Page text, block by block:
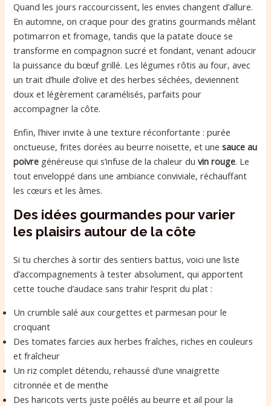
Quand les jours raccourcissent, les envies changent d’allure.
En automne, on craque pour des gratins gourmands mêlant
potimarron et fromage, tandis que la patate douce se
transforme en compagnon sucré et fondant, venant adoucir
la puissance du bœuf grillé. Les légumes rôtis au four, avec
un trait d’huile d’olive et des herbes séchées, deviennent
doux et légèrement caramélisés, parfaits pour
accompagner la côte.
Enfin, l’hiver invite à une texture réconfortante : purée
onctueuse, frites dorées au beurre noisette, et unesauce au
poivre généreuse qui s’infuse de la chaleur duvin rouge. Le
tout enveloppé dans une ambiance conviviale, réchauffant
les cœurs et les âmes.
Des idées gourmandes pour varier
les plaisirs autour de la côte
Si tu cherches à sortir des sentiers battus, voici une liste
d’accompagnements à tester absolument, qui apportent
cette touche d’audace sans trahir l’esprit du plat :
Un crumble salé aux courgettes et parmesan pour le
croquant
Des tomates farcies aux herbes fraîches, riches en couleurs
et fraîcheur
Un riz complet détendu, rehaussé d’une vinaigrette
citronnée et de menthe
Des haricots verts juste poêlés au beurre et ail pour la